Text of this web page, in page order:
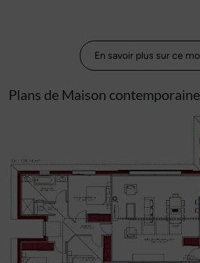
En savoir plus sur ce
Plans de Maison